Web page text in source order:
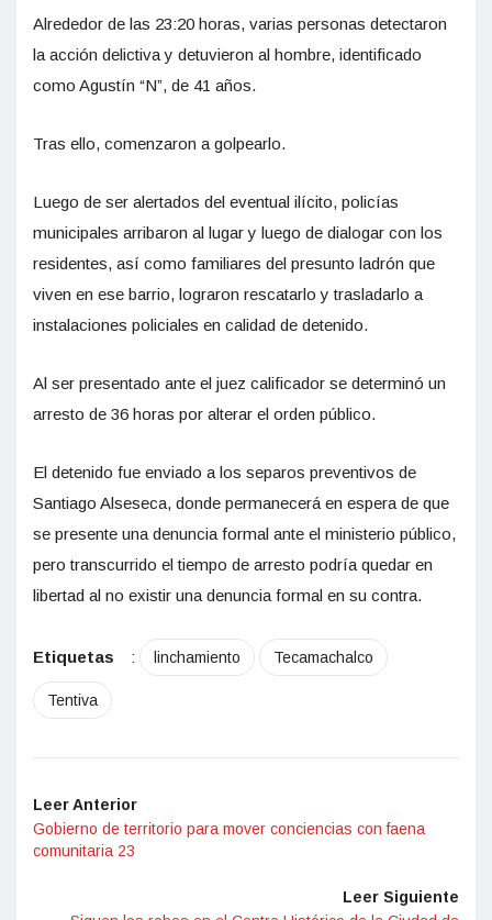
Alrededor de las 23:20 horas, varias personas detectaron
la acción delictiva y detuvieron al hombre, identificado
como Agustín “N”, de 41 años.
Tras ello, comenzaron a golpearlo.
Luego de ser alertados del eventual ilícito, policías
municipales arribaron al lugar y luego de dialogar con los
residentes, así como familiares del presunto ladrón que
viven en ese barrio, lograron rescatarlo y trasladarlo a
instalaciones policiales en calidad de detenido.
Al ser presentado ante el juez calificador se determinó un
arresto de 36 horas por alterar el orden público.
El detenido fue enviado a los separos preventivos de
Santiago Alseseca, donde permanecerá en espera de que
se presente una denuncia formal ante el ministerio público,
pero transcurrido el tiempo de arresto podría quedar en
libertad al no existir una denuncia formal en su contra.
Etiquetas : linchamiento Tecamachalco
Tentiva
Leer Anterior
Gobierno de territorio para mover conciencias con faena
comunitaria 23
Leer Siguiente